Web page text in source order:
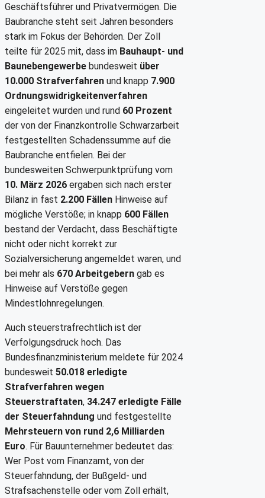
Geschäftsführer und Privatvermögen. Die
Baubranche steht seit Jahren besonders
stark im Fokus der Behörden. Der Zoll
teilte für 2025 mit, dass im Bauhaupt- und
Baunebengewerbe bundesweit über
10.000 Strafverfahren und knapp 7.900
Ordnungswidrigkeitenverfahren
eingeleitet wurden und rund 60 Prozent
der von der Finanzkontrolle Schwarzarbeit
festgestellten Schadenssumme auf die
Baubranche entfielen. Bei der
bundesweiten Schwerpunktprüfung vom
10. März 2026 ergaben sich nach erster
Bilanz in fast 2.200 Fällen Hinweise auf
mögliche Verstöße; in knapp 600 Fällen
bestand der Verdacht, dass Beschäftigte
nicht oder nicht korrekt zur
Sozialversicherung angemeldet waren, und
bei mehr als 670 Arbeitgebern gab es
Hinweise auf Verstöße gegen
Mindestlohnregelungen.
Auch steuerstrafrechtlich ist der
Verfolgungsdruck hoch. Das
Bundesfinanzministerium meldete für 2024
bundesweit 50.018 erledigte
Strafverfahren wegen
Steuerstraftaten, 34.247 erledigte Fälle
der Steuerfahndung und festgestellte
Mehrsteuern von rund 2,6 Milliarden
Euro. Für Bauunternehmer bedeutet das:
Wer Post vom Finanzamt, von der
Steuerfahndung, der Bußgeld- und
Strafsachenstelle oder vom Zoll erhält,